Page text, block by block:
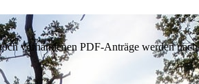
vorhandenen PDF-Anträge werden